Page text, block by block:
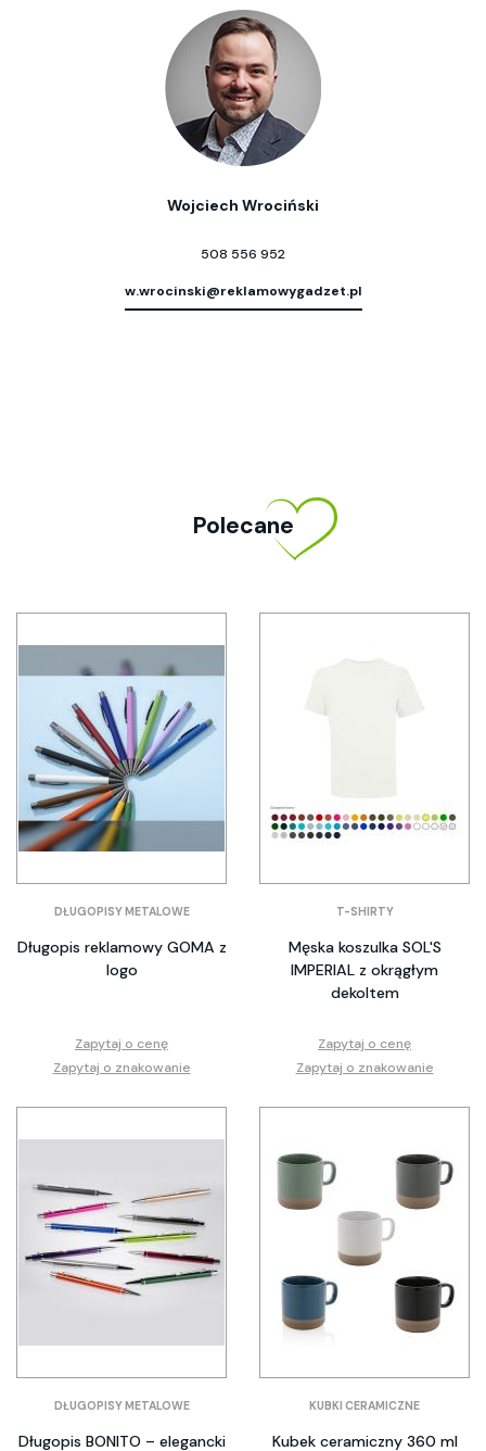
Wojciech Wrociński
508 556 952
w.wrocinski@reklamowygadzet.pl
Polecane
DŁUGOPISY METALOWE
Długopis reklamowy GOMA z
logo
Zapytaj o cenę
Zapytaj o znakowanie
T-SHIRTY
Męska koszulka SOL'S
IMPERIAL z okrągłym
dekoltem
Zapytaj o cenę
Zapytaj o znakowanie
DŁUGOPISY METALOWE
Długopis BONITO – elegancki
KUBKI CERAMICZNE
Kubek ceramiczny 360 ml